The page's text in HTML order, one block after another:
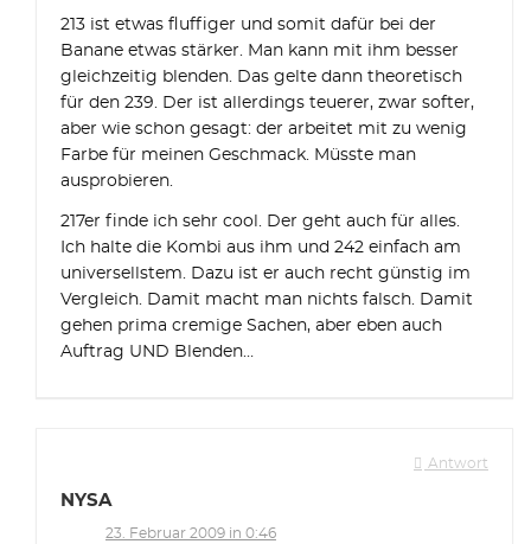
213 ist etwas fluffiger und somit dafür bei der
Banane etwas stärker. Man kann mit ihm besser
gleichzeitig blenden. Das gelte dann theoretisch
für den 239. Der ist allerdings teuerer, zwar softer,
aber wie schon gesagt: der arbeitet mit zu wenig
Farbe für meinen Geschmack. Müsste man
ausprobieren.
217er finde ich sehr cool. Der geht auch für alles.
Ich halte die Kombi aus ihm und 242 einfach am
universellstem. Dazu ist er auch recht günstig im
Vergleich. Damit macht man nichts falsch. Damit
gehen prima cremige Sachen, aber eben auch
Auftrag UND Blenden…
Antwort
NYSA
23. Februar 2009 in 0:46